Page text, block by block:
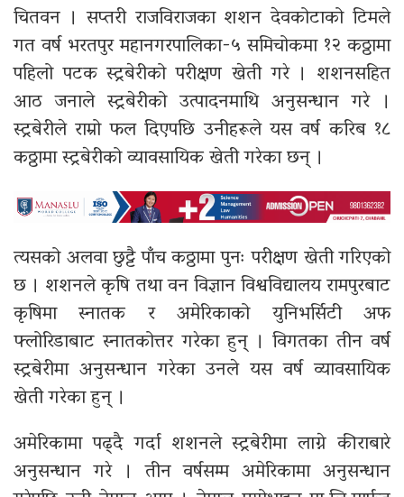
चितवन । सप्तरी राजविराजका शशन देवकोटाको टिमले
गत वर्ष भरतपुर महानगरपालिका-५ समिचोकमा १२ कठ्ठामा
पहिलो पटक स्ट्रबेरीको परीक्षण खेती गरे । शशनसहित
आठ जनाले स्ट्रबेरीको उत्पादनमाथि अनुसन्धान गरे ।
स्ट्रबेरीले राम्रो फल दिएपछि उनीहरूले यस वर्ष करिब १८
कठ्ठामा स्ट्रबेरीको व्यावसायिक खेती गरेका छन् ।
त्यसको अलवा छुट्टै पाँच कठ्ठामा पुनः परीक्षण खेती गरिएको
छ । शशनले कृषि तथा वन विज्ञान विश्वविद्यालय रामपुरबाट
कृषिमा स्नातक र अमेरिकाको युनिभर्सिटी अफ
फ्लोरिडाबाट स्नातकोत्तर गरेका हुन् । विगतका तीन वर्ष
स्ट्रबेरीमा अनुसन्धान गरेका उनले यस वर्ष व्यावसायिक
खेती गरेका हुन् ।
अमेरिकामा पढ्दै गर्दा शशनले स्ट्रबेरीमा लाग्ने कीराबारे
अनुसन्धान गरे । तीन वर्षसम्म अमेरिकामा अनुसन्धान